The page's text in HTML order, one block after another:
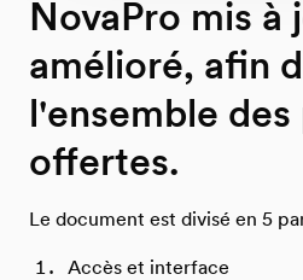
NovaPro mis à
amélioré, afin
l'ensemble
offertes.
Le document est divisé en 5
Accès et interface